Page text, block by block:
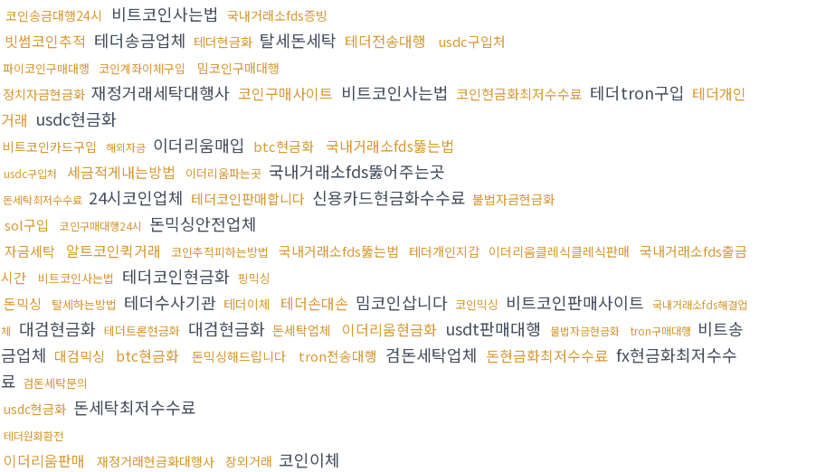
코인송금대행24시 비트코인사는법 국내거래소fds증빙
빗썸코인추적 테더송금업체 테더현금화 탈세돈세탁 테더전송대행 usdc구입처
파이코인구매대행 코인계좌이체구입
밈코인구매대행
정치자금현금화 재정거래세탁대행사 코인구매사이트 비트코인사는법 코인현금화최저수수료 테더tron구입 테더개인
거래 usdc현금화
비트코인카드구입 해외자금 이더리움매입 btc현금화 국내거래소fds뚫는법
usdc구입처 세금적게내는방법 이더리움파는곳 국내거래소fds뚫어주는곳
돈세탁최저수수료 24시코인업체 테더코인판매합니다 신용카드현금화수수료 불법자금현금화
sol구입 코인구매대행24시 돈믹싱안전업체
자금세탁 알트코인퀵거래 코인추적피하는방법 국내거래소fds뚫는법 테더개인지갑 이더리움클레식클레식판매 국내거래소fds출금
시간
비트코인사는법 테더코인현금화 핑믹싱
돈믹싱 탈세하는방법 테더수사기관 테더이체 테더손대손 밈코인삽니다 코인믹싱 비트코인판매사이트 국내거래소fds해결업
체
대검현금화 테더트론현금화 대검현금화 돈세탁업체 이더리움현금화 usdt판매대행 불법자금현금화 tron구매대행 비트송
금업체 대검믹싱 btc현금화 돈믹싱해드립니다 tron전송대행 검돈세탁업체 돈현금화최저수수료 fx현금화최저수수
료 검돈세탁문의
usdc현금화 돈세탁최저수수료
테더원화환전
이더리움판매 재정거래현금화대행사 장외거래 코인이체